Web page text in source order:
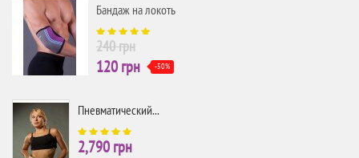
Бандаж на локоть
240 грн
120 грн -50%
Пневматический...
2,790 грн